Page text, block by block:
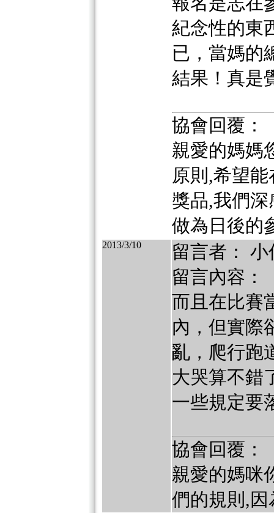
紀念性的東
已，當媽的
結果！真是
協會回覆：
親愛的媽媽
原則,希望
獎品,我們
做為日後的
2013/3/10
留言者： 小
留言內容：
而且在比賽
內，但實際
亂，爬行跑
大哭算不錯
一些規定要
協會回覆：
親愛的媽咪
們的規則,